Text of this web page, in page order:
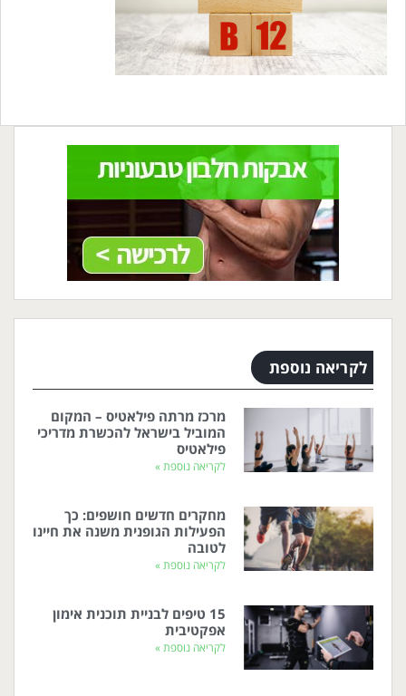
לקריאה נוספת
מרכז מרתה פילאטיס – המקום
המוביל בישראל להכשרת מדריכי
פילאטיס
לקריאה נוספת »
מחקרים חדשים חושפים: כך
הפעילות הגופנית משנה את חיינו
לטובה
לקריאה נוספת »
15 טיפים לבניית תוכנית אימון
אפקטיבית
לקריאה נוספת »